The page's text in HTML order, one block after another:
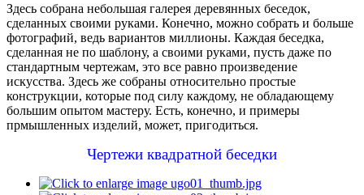
Здесь собрана небольшая галерея деревянных беседок,
сделанных своими руками. Конечно, можно собрать и больше
фотографий, ведь вариантов миллионы. Каждая беседка,
сделанная не по шаблону, а своими руками, пусть даже по
стандартным чертежам, это все равно произведение
искусства. Здесь же собраны относительно простые
конструкции, которые под силу каждому, не обладающему
большим опытом мастеру. Есть, конечно, и примеры
прмышленных изделий, может, пригодиться.
Чертежи квадратной беседки